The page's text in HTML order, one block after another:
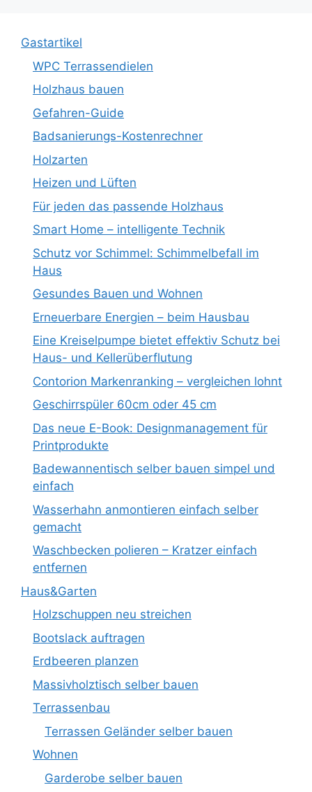
Gastartikel
WPC Terrassendielen
Holzhaus bauen
Gefahren-Guide
Badsanierungs-Kostenrechner
Holzarten
Heizen und Lüften
Für jeden das passende Holzhaus
Smart Home – intelligente Technik
Schutz vor Schimmel: Schimmelbefall im
Haus
Gesundes Bauen und Wohnen
Erneuerbare Energien – beim Hausbau
Eine Kreiselpumpe bietet effektiv Schutz bei
Haus- und Kellerüberflutung
Contorion Markenranking – vergleichen lohnt
Geschirrspüler 60cm oder 45 cm
Das neue E-Book: Designmanagement für
Printprodukte
Badewannentisch selber bauen simpel und
einfach
Wasserhahn anmontieren einfach selber
gemacht
Waschbecken polieren – Kratzer einfach
entfernen
Haus&Garten
Holzschuppen neu streichen
Bootslack auftragen
Erdbeeren planzen
Massivholztisch selber bauen
Terrassenbau
Terrassen Geländer selber bauen
Wohnen
Garderobe selber bauen